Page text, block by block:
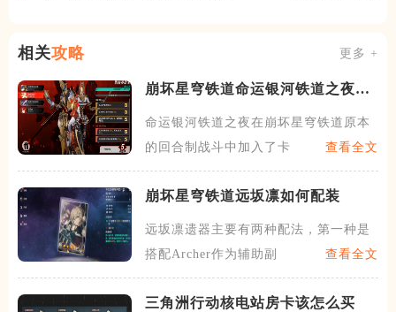
相关攻略 更多 +
崩坏星穹铁道命运银河铁道之夜推
命运银河铁道之夜在崩坏星穹铁道原本
的回合制战斗中加入了卡牌的
查看全文
崩坏星穹铁道远坂凛如何配装
远坂凛遗器主要有两种配法，第一种是
搭配Archer作为辅助副
查看全文
三角洲行动核电站房卡该怎么买